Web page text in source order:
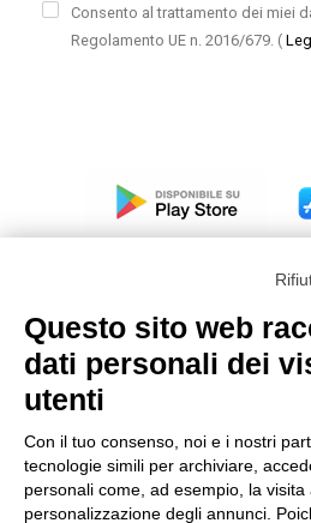
Consento al trattamento dei miei
Regolamento UE n. 2016/679. (
Modello organizzativo,
Condizioni generali di
Condizioni generali di vendita
Condizioni generali
Questo sito web
dati personali dei
utenti
Con il tuo consenso, noi e i nostri
tecnologie simili per archiviare,
personali come, ad esempio, la visita
personalizzazione degli annunci.